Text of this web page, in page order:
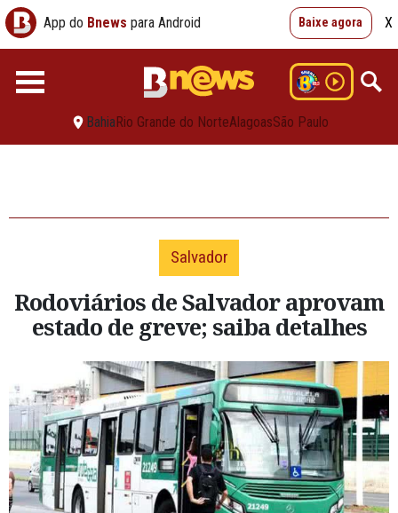
App do Bnews para Android Baixe agora X
BahiaRio Grande do NorteAlagoasSão Paulo
Salvador
Rodoviários de Salvador aprovam
estado de greve; saiba detalhes